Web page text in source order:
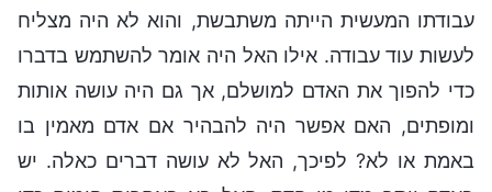
עבודתו המעשית הייתה משתבשת, והוא לא היה מצליח
לעשות עוד עבודה. אילו האל היה אומר להשתמש בדברו
כדי להפוך את האדם למושלם, אך גם היה עושה אותות
ומופתים, האם אפשר היה להבהיר אם אדם מאמין בו
באמת או לא? לפיכך, האל לא עושה דברים כאלה. יש